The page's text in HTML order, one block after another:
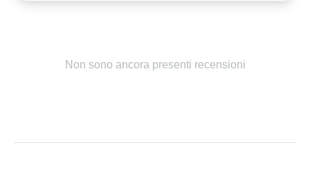
Non sono ancora presenti recensioni